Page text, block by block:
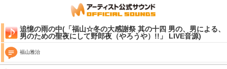
追憶の雨の中(「福山☆冬の大感謝祭 其の十四 男の、男による、
男のための聖夜にして野郎夜（やろうや）!!」 LIVE音源)
福山雅治